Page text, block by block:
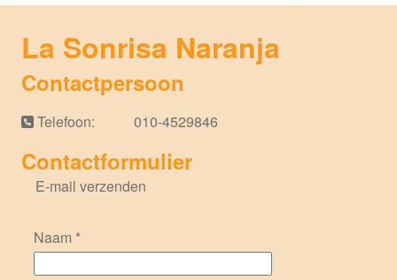
La Sonrisa Naranja
Contactpersoon
Telefoon: 010-4529846
Contactformulier
E-mail verzenden
Naam *